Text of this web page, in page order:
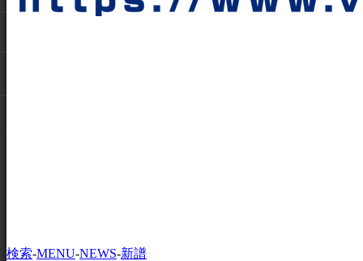
検索-MENU-NEWS-新譜